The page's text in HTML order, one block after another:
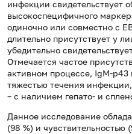
инфекции свидетельствует
высокоспецифичного
одиночно или совместно с
длительно присутствует у
убедительно
Отмечается частое
активном процессе, IgM-p43
тяжестью течения
– с наличием гепато- и
Данное исследование
(98 %) и чувствительностью